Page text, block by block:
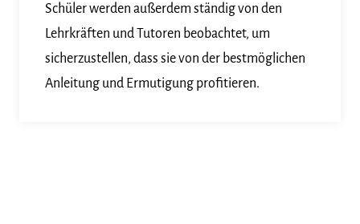
Schüler werden außerdem ständig von den
Lehrkräften und Tutoren beobachtet, um
sicherzustellen, dass sie von der bestmöglichen
Anleitung und Ermutigung profitieren.